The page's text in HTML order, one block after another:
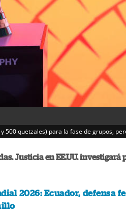
500 quetzales) para la fase de grupos,
Justicia en EE.UU. investigará
2026: Ecuador, defensa